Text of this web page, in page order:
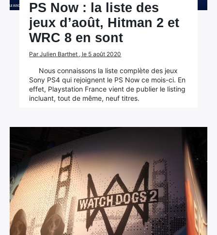
PS Now : la liste des
jeux d’août, Hitman 2 et
WRC 8 en sont
Par Julien Barthet , le 5 août 2020
Nous connaissons la liste complète des jeux
Sony PS4 qui rejoignent le PS Now ce mois-ci. En
effet, Playstation France vient de publier le listing
incluant, tout de même, neuf titres.